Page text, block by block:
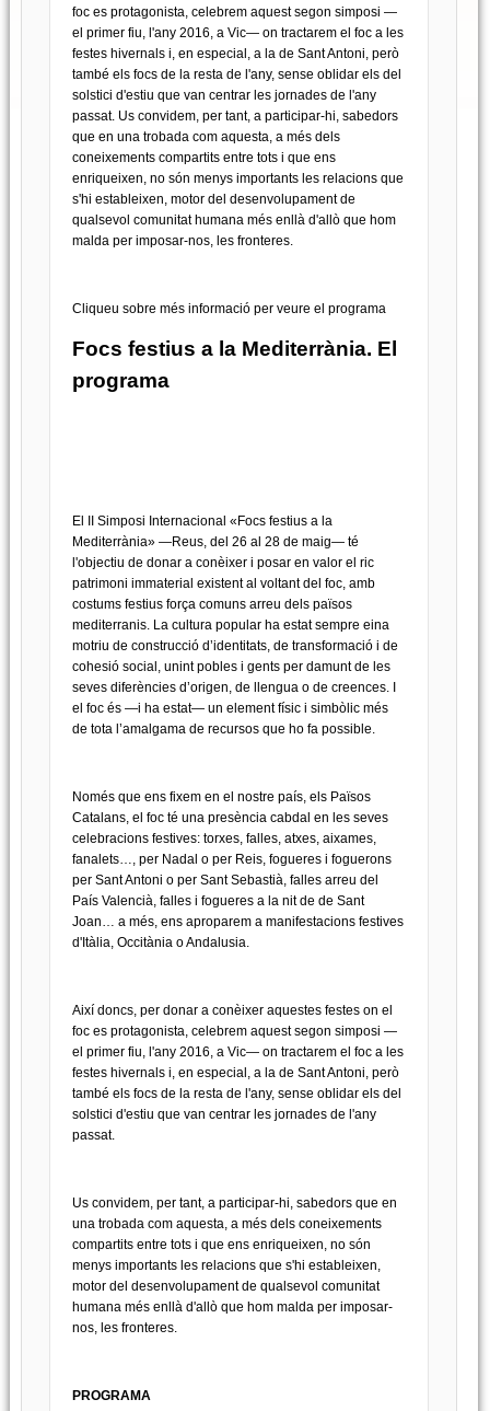
foc es protagonista, celebrem aquest segon simposi —
el primer fiu, l'any 2016, a Vic— on tractarem el foc a les
festes hivernals i, en especial, a la de Sant Antoni, però
també els focs de la resta de l'any, sense oblidar els del
solstici d'estiu que van centrar les jornades de l'any
passat. Us convidem, per tant, a participar-hi, sabedors
que en una trobada com aquesta, a més dels
coneixements compartits entre tots i que ens
enriqueixen, no són menys importants les relacions que
s'hi estableixen, motor del desenvolupament de
qualsevol comunitat humana més enllà d'allò que hom
malda per imposar-nos, les fronteres.
Cliqueu sobre més informació per veure el programa
Focs festius a la Mediterrània. El
programa
El II Simposi Internacional «Focs festius a la
Mediterrània» —Reus, del 26 al 28 de maig— té
l'objectiu de donar a conèixer i posar en valor el ric
patrimoni immaterial existent al voltant del foc, amb
costums festius força comuns arreu dels països
mediterranis. La cultura popular ha estat sempre eina
motriu de construcció d’identitats, de transformació i de
cohesió social, unint pobles i gents per damunt de les
seves diferències d’origen, de llengua o de creences. I
el foc és —i ha estat— un element físic i simbòlic més
de tota l’amalgama de recursos que ho fa possible.
Només que ens fixem en el nostre país, els Països
Catalans, el foc té una presència cabdal en les seves
celebracions festives: torxes, falles, atxes, aixames,
fanalets…, per Nadal o per Reis, fogueres i foguerons
per Sant Antoni o per Sant Sebastià, falles arreu del
País Valencià, falles i fogueres a la nit de de Sant
Joan… a més, ens aproparem a manifestacions festives
d'Itàlia, Occitània o Andalusia.
Així doncs, per donar a conèixer aquestes festes on el
foc es protagonista, celebrem aquest segon simposi —
el primer fiu, l'any 2016, a Vic— on tractarem el foc a les
festes hivernals i, en especial, a la de Sant Antoni, però
també els focs de la resta de l'any, sense oblidar els del
solstici d'estiu que van centrar les jornades de l'any
passat.
Us convidem, per tant, a participar-hi, sabedors que en
una trobada com aquesta, a més dels coneixements
compartits entre tots i que ens enriqueixen, no són
menys importants les relacions que s'hi estableixen,
motor del desenvolupament de qualsevol comunitat
humana més enllà d'allò que hom malda per imposar-
nos, les fronteres.
PROGRAMA